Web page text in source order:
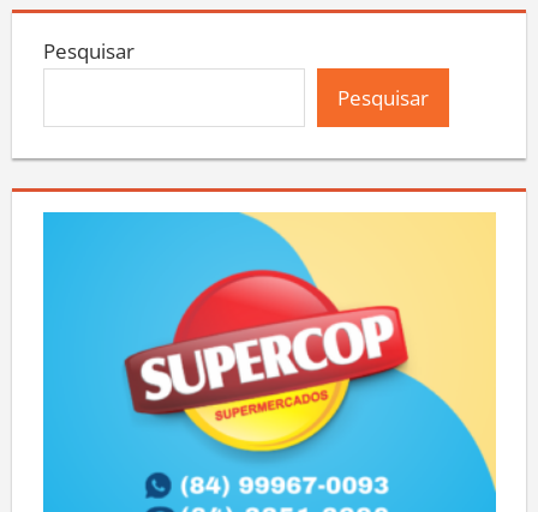
Pesquisar
Pesquisar